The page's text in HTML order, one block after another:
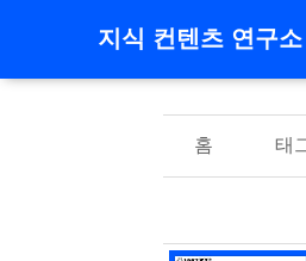
지식 컨텐츠 연구
홈 태